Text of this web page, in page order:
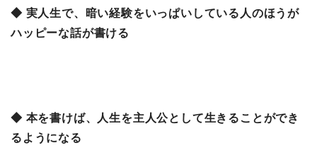
◆ 実人生で、暗い経験をいっぱいしている人のほうが
ハッピーな話が書ける
◆ 本を書けば、人生を主人公として生きることができ
るようになる